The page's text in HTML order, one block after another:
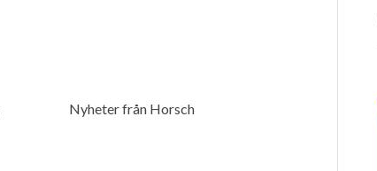
Nyheter från Horsch